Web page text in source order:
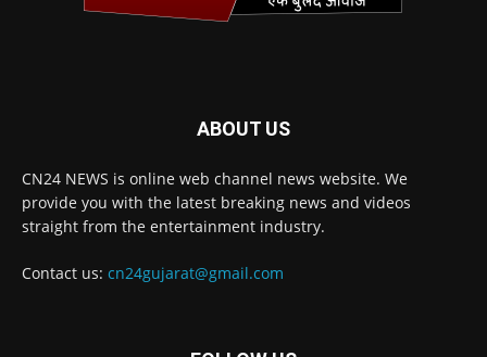
ABOUT US
CN24 NEWS is online web channel news website. We
provide you with the latest breaking news and videos
straight from the entertainment industry.
Contact us: cn24gujarat@gmail.com